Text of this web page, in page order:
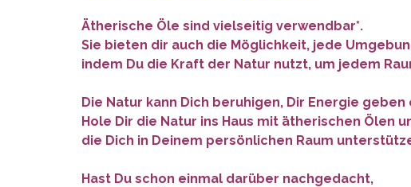
Ätherische Öle sind vielseitig verwendbar*.
Sie bieten dir auch die Möglichkeit, jede
indem Du die Kraft der Natur nutzt, um jedem
Die Natur kann Dich beruhigen, Dir Energie
Hole Dir die Natur ins Haus mit ätherischen Ölen
die Dich in Deinem persönlichen Raum
Hast Du schon einmal darüber nachgedacht,